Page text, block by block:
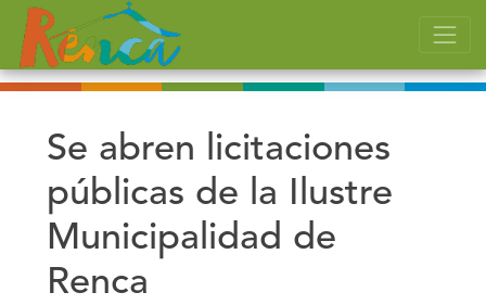
Se abren licitaciones
públicas de la Ilustre
Municipalidad de
Renca